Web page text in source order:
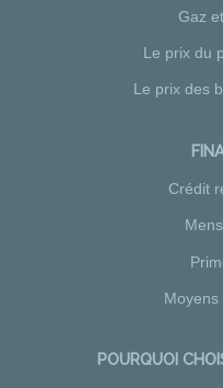
Gaz
Le prix du
Le prix des
Crédit
POURQUOI